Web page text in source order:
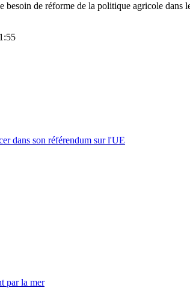
de réforme de la politique agricole dans
dans son référendum sur l'UE
par la mer